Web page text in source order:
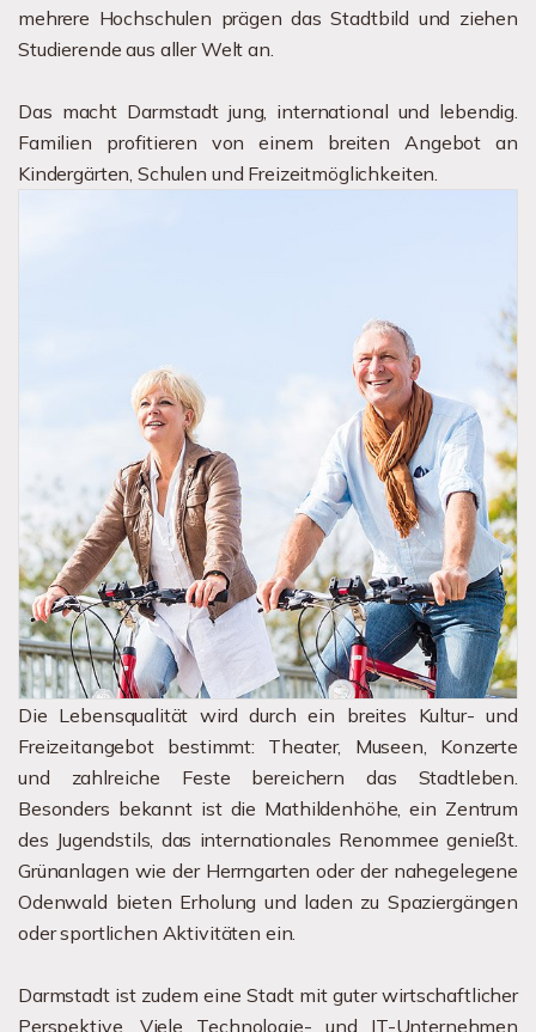
mehrere Hochschulen prägen das Stadtbild und ziehen
Studierende aus aller Welt an.
Das macht Darmstadt jung, international und lebendig.
Familien profitieren von einem breiten Angebot an
Kindergärten, Schulen und Freizeitmöglichkeiten.
Die Lebensqualität wird durch ein breites Kultur- und
Freizeitangebot bestimmt: Theater, Museen, Konzerte
und zahlreiche Feste bereichern das Stadtleben.
Besonders bekannt ist die Mathildenhöhe, ein Zentrum
des Jugendstils, das internationales Renommee genießt.
Grünanlagen wie der Herrngarten oder der nahegelegene
Odenwald bieten Erholung und laden zu Spaziergängen
oder sportlichen Aktivitäten ein.
Darmstadt ist zudem eine Stadt mit guter wirtschaftlicher
Perspektive. Viele Technologie- und IT-Unternehmen